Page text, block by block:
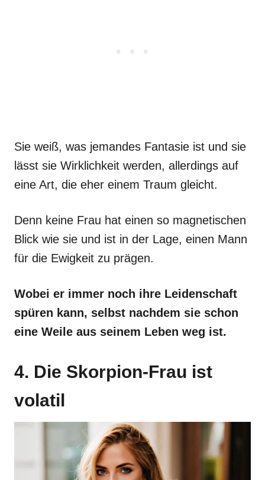
Sie weiß, was jemandes Fantasie ist und sie
lässt sie Wirklichkeit werden, allerdings auf
eine Art, die eher einem Traum gleicht.
Denn keine Frau hat einen so magnetischen
Blick wie sie und ist in der Lage, einen Mann
für die Ewigkeit zu prägen.
Wobei er immer noch ihre Leidenschaft
spüren kann, selbst nachdem sie schon
eine Weile aus seinem Leben weg ist.
4. Die Skorpion-Frau ist
volatil